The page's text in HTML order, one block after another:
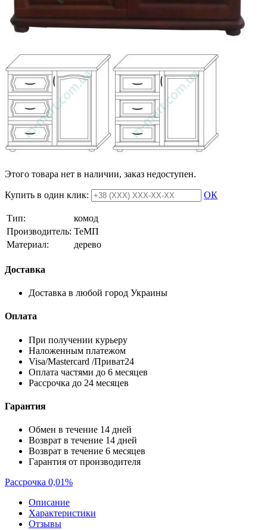
Этого товара нет в наличии, заказ недоступен.
Купить в один клик: ОК
Тип:
комод
Производитель: ТеМП
Материал:
дерево
Доставка
Доставка в любой город Украины
Оплата
При получении курьеру
Наложенным платежом
Visa/Mastercard /Приват24
Оплата частями до 6 месяцев
Рассрочка до 24 месяцев
Гарантия
Обмен в течение 14 дней
Возврат в течение 14 дней
Возврат в течение 6 месяцев
Гарантия от производителя
Рассрочка 0,01%
Описание
Характеристики
Отзывы